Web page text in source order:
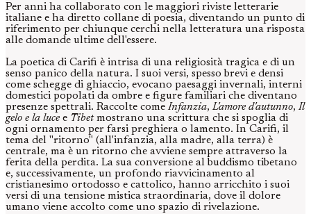
Per anni ha collaborato con le maggiori riviste letterarie
italiane e ha diretto collane di poesia, diventando un punto di
riferimento per chiunque cerchi nella letteratura una risposta
alle domande ultime dell'essere.
La poetica di Carifi è intrisa di una religiosità tragica e di un
senso panico della natura. I suoi versi, spesso brevi e densi
come schegge di ghiaccio, evocano paesaggi invernali, interni
domestici popolati da ombre e figure familiari che diventano
presenze spettrali. Raccolte come Infanzia, L'amore d'autunno, Il
gelo e la lucee Tibetmostrano una scrittura che si spoglia di
ogni ornamento per farsi preghiera o lamento. In Carifi, il
tema del "ritorno" (all'infanzia, alla madre, alla terra) è
centrale, ma è un ritorno che avviene sempre attraverso la
ferita della perdita. La sua conversione al buddismo tibetano
e, successivamente, un profondo riavvicinamento al
cristianesimo ortodosso e cattolico, hanno arricchito i suoi
versi di una tensione mistica straordinaria, dove il dolore
umano viene accolto come uno spazio di rivelazione.